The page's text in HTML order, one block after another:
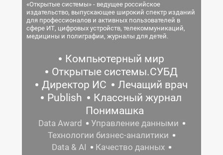
«Открытые системы» - ведущее российское
издательство, выпускающее широкий спектр изданий
для профессионалов и активных пользователей в
сфере ИТ, цифровых устройств, телекоммуникаций,
медицины и полиграфии, журналы для детей.
Компьютерный мир
Открытые системы.СУБД
Директор ИС
Лечащий врач
Publish
Классный журнал
Понимашка
Data Award
Управление данными
Технологии бизнес-аналитики
Data & AI
Качество данных